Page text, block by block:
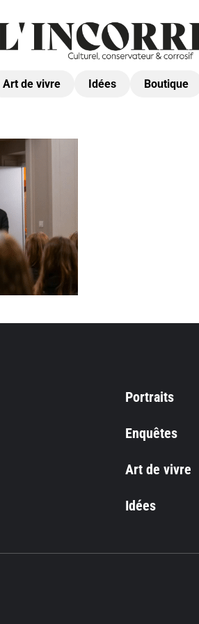
Art de vivre Idées Boutique
Portraits
Enquêtes
Art de vivre
Idées